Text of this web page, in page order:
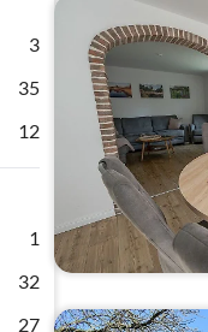
3
35
12
1
32
27